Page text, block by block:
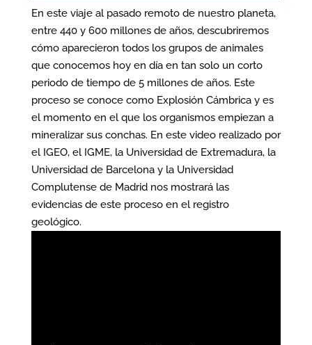
En este viaje al pasado remoto de nuestro planeta,
entre 440 y 600 millones de años, descubriremos
cómo aparecieron todos los grupos de animales
que conocemos hoy en día en tan solo un corto
periodo de tiempo de 5 millones de años. Este
proceso se conoce como Explosión Cámbrica y es
el momento en el que los organismos empiezan a
mineralizar sus conchas. En este video realizado por
el IGEO, el IGME, la Universidad de Extremadura, la
Universidad de Barcelona y la Universidad
Complutense de Madrid nos mostrará las
evidencias de este proceso en el registro
geológico.